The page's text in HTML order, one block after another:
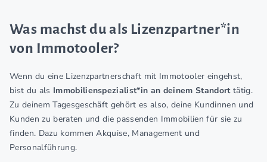
Was machst du als Lizenzpartner*in
von Immotooler?
Wenn du eine Lizenzpartnerschaft mit Immotooler eingehst,
bist du als Immobilienspezialist*in an deinem Standorttätig.
Zu deinem Tagesgeschäft gehört es also, deine Kundinnen und
Kunden zu beraten und die passenden Immobilien für sie zu
finden. Dazu kommen Akquise, Management und
Personalführung.